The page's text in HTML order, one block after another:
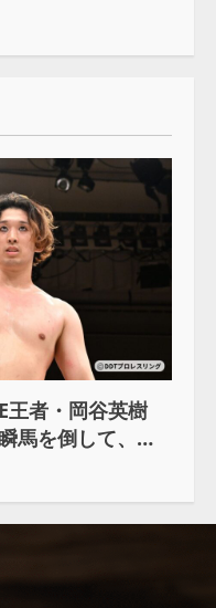
王者・岡谷英樹
馬を倒して、初
なれる」